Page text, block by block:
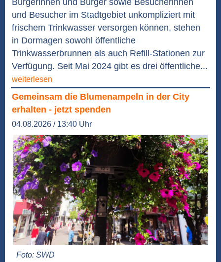
Bürgerinnen und Bürger sowie Besucherinnen
und Besucher im Stadtgebiet unkompliziert mit
frischem Trinkwasser versorgen können, stehen
in Dormagen sowohl öffentliche
Trinkwasserbrunnen als auch Refill-Stationen zur
Verfügung. Seit Mai 2024 gibt es drei öffentliche...
weiterlesen
Gemeinsam die Blumenampeln in der City
erhalten - jetzt spenden
04.08.2026 / 13:40 Uhr
Foto: SWD